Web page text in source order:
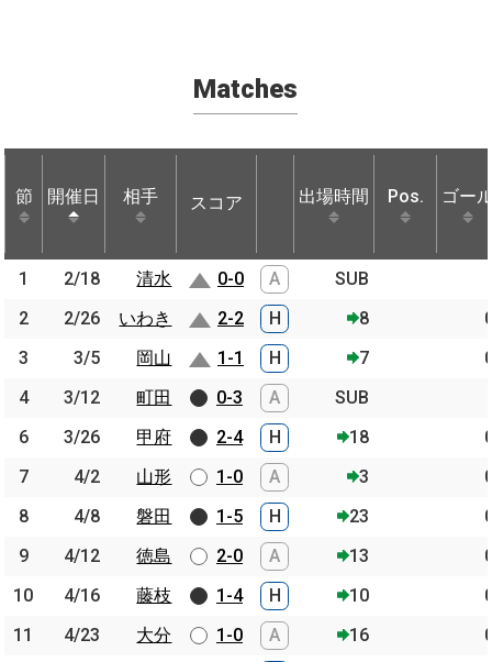
Matches
節 開催日 相手 スコア 出場時間 Pos. ゴー
節 開催日 相手 スコア 出場時間
1 2/18 清水 0-0 A
SUB
2
2/26 いわき 2-2 H 8
3
3/5 岡山 1-1 H 7
4
3/12 町田 0-3 A
SUB
6
3/26 甲府 2-4 H 18
7
4/2 山形 1-0 A 3
8
4/8 磐田 1-5 H 23
9
4/12 徳島 2-0 A 13
10
4/16 藤枝 1-4 H 10
11
4/23 大分 1-0 A 16
節 開催日 相手
1 2/18
清水
2
2/26
いわき
3
3/5
岡山
4
3/12
町田
6
3/26
甲府
7
4/2
山形
8
4/8
磐田
9
4/12
徳島
10
4/16
藤枝
11
4/23
大分